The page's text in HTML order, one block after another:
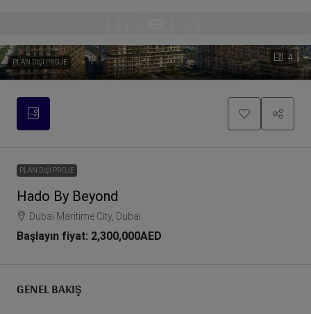
4
PLAN DIŞI PROJE
PLAN DIŞI PROJE
Hado By Beyond
Dubai Maritime City, Dubai
Başlayın fiyat: 2,300,000AED
GENEL BAKIŞ